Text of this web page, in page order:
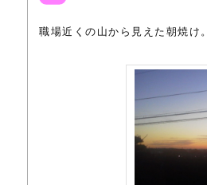
職場近くの山から見えた朝焼け。